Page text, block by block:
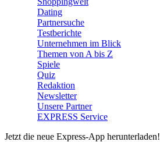
Dating
Partnersuche
Testberichte
Unternehmen im Blick
Themen von A bis Z
Spiele
Quiz
Redaktion
Newsletter
Unsere Partner
EXPRESS Service
Jetzt die neue Express-App herunterladen!